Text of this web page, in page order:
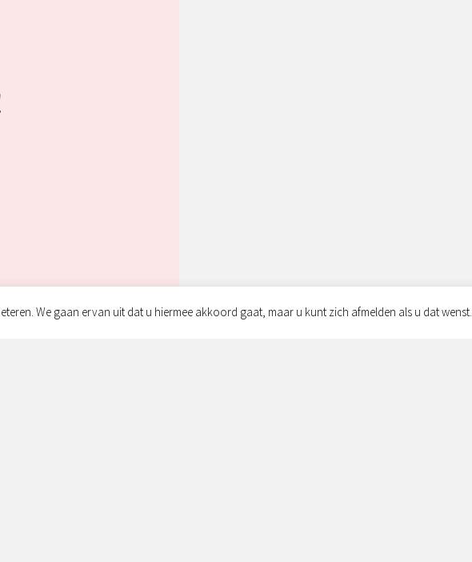
We gaan ervan uit dat u hiermee akkoord gaat, maar u kunt zich afmelden als u dat wenst.